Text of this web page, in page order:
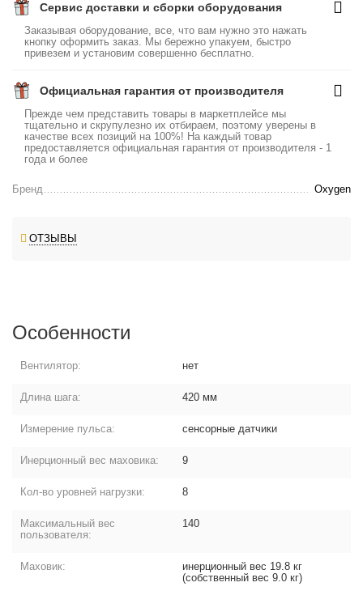
Сервис доставки и сборки оборудования
Заказывая оборудование, все, что вам нужно это нажать
кнопку оформить заказ. Мы бережно упакуем, быстро
привезем и установим совершенно бесплатно.
Официальная гарантия от производителя
Прежде чем представить товары в маркетплейсе мы
тщательно и скрупулезно их отбираем, поэтому уверены в
качестве всех позиций на 100%! На каждый товар
предоставляется официальная гарантия от производителя - 1
года и более
Бренд Oxygen
ОТЗЫВЫ
Особенности
Вентилятор: нет
Длина шага: 420 мм
Измерение пульса: сенсорные датчики
Инерционный вес маховика: 9
Кол-во уровней нагрузки: 8
Максимальный вес
пользователя:
140
Маховик:
инерционный вес 19.8 кг
(собственный вес 9.0 кг)